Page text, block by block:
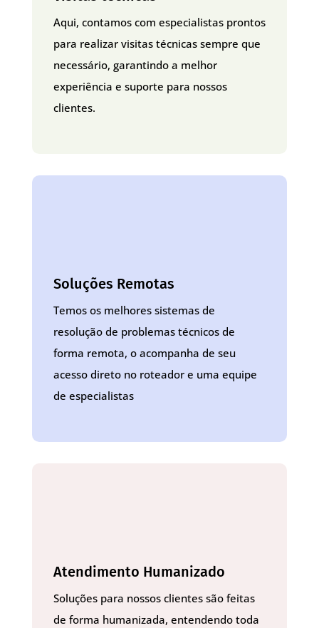
Aqui, contamos com especialistas prontos
para realizar visitas técnicas sempre que
necessário, garantindo a melhor
experiência e suporte para nossos
clientes.
Soluções Remotas
Temos os melhores sistemas de
resolução de problemas técnicos de
forma remota, o acompanha de seu
acesso direto no roteador e uma equipe
de especialistas
Atendimento Humanizado
Soluções para nossos clientes são feitas
de forma humanizada, entendendo toda